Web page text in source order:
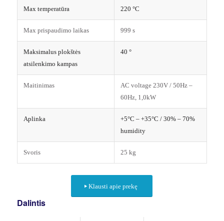
Max temperatūra 220 °C
Max prispaudimo laikas 999 s
Maksimalus plokštės
atsilenkimo kampas
40 °
Maitinimas
AC voltage 230V / 50Hz –
60Hz, 1,0kW
Aplinka
+5°C – +35°C / 30% – 70%
humidity
Svoris 25 kg
Klausti apie prekę
Dalintis